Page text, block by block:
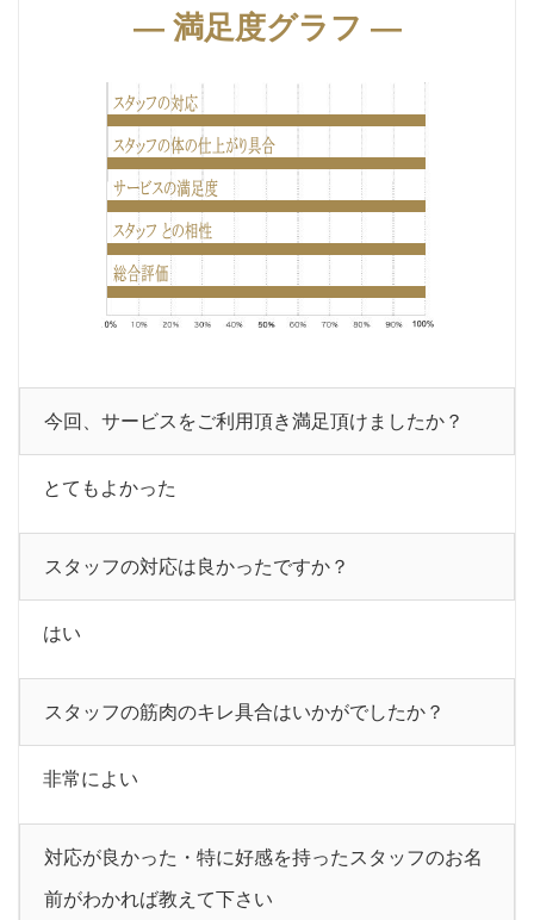
― 満足度グラフ ―
今回、サービスをご利用頂き満足頂けましたか？
とてもよかった
スタッフの対応は良かったですか？
はい
スタッフの筋肉のキレ具合はいかがでしたか？
非常によい
対応が良かった・特に好感を持ったスタッフのお名
前がわかれば教えて下さい